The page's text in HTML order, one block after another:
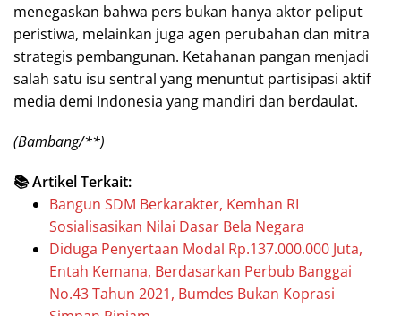
menegaskan bahwa pers bukan hanya aktor peliput
peristiwa, melainkan juga agen perubahan dan mitra
strategis pembangunan. Ketahanan pangan menjadi
salah satu isu sentral yang menuntut partisipasi aktif
media demi Indonesia yang mandiri dan berdaulat.
(Bambang/**)
📚 Artikel Terkait:
Bangun SDM Berkarakter, Kemhan RI
Sosialisasikan Nilai Dasar Bela Negara
Diduga Penyertaan Modal Rp.137.000.000 Juta,
Entah Kemana, Berdasarkan Perbub Banggai
No.43 Tahun 2021, Bumdes Bukan Koprasi